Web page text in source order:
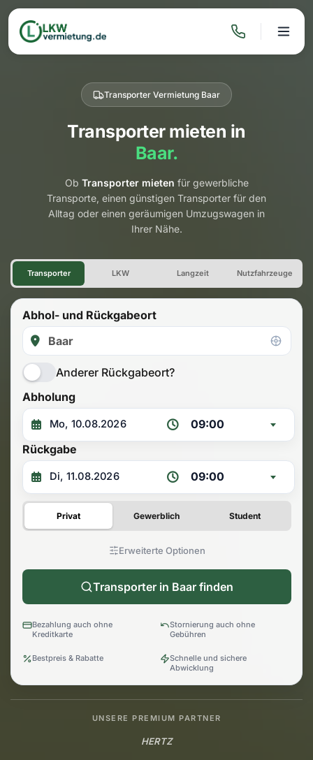
Transporter Vermietung Baar
Transporter mieten in
Baar.
Ob Transporter mieten für gewerbliche
Transporte, einen günstigen Transporter für den
Alltag oder einen geräumigen Umzugswagen in
Ihrer Nähe.
Transporter Vermietung Baar
Transporter LKW Langzeit Nutzfahrzeuge
Abhol- und Rückgabeort
Anderer Rückgabeort?
Abholung
09:00
Rückgabe
09:00
Privat Gewerblich Student
Erweiterte Optionen
Transporter in Baar finden
Bezahlung auch ohne
Kreditkarte
Stornierung auch ohne
Gebühren
Bestpreis & Rabatte
Schnelle und sichere
Abwicklung
UNSERE PREMIUM PARTNER
HERTZ